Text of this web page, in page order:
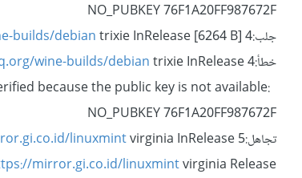
NO_PUBKEY 76F1A20FF987672F
جلب:4
builds/debiantrixie InRelease [6264 B]
خطأ:4
wine-builds/debiantrixie InRelease
because the public key is not available:
NO_PUBKEY 76F1A20FF987672F
تجاهل:5
linuxmintvirginia InRelease
mirror.gi.co.id/linuxmintvirginia Release